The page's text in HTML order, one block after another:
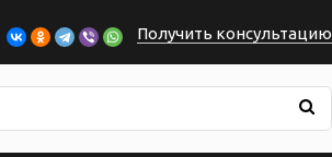
Получить консультацию